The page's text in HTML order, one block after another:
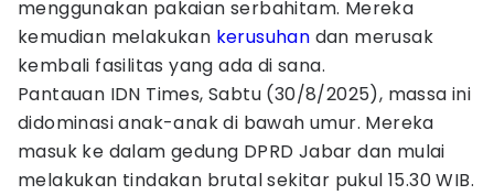
menggunakan pakaian serbahitam. Mereka
kemudian melakukan kerusuhan dan merusak
kembali fasilitas yang ada di sana.
Pantauan IDN Times, Sabtu (30/8/2025), massa ini
didominasi anak-anak di bawah umur. Mereka
masuk ke dalam gedung DPRD Jabar dan mulai
melakukan tindakan brutal sekitar pukul 15.30 WIB.